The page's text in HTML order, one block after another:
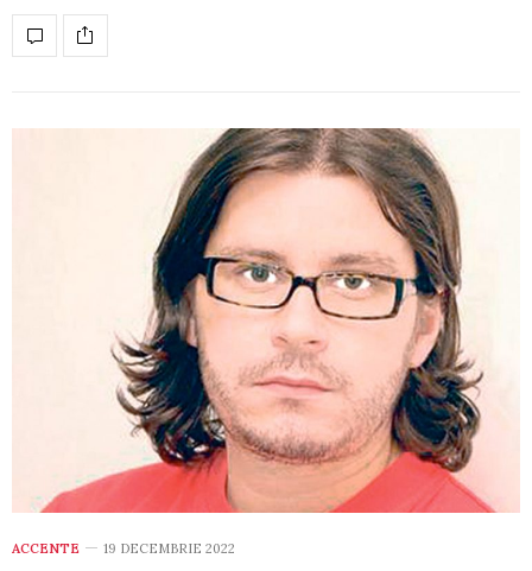
ACCENTE 19 DECEMBRIE 2022